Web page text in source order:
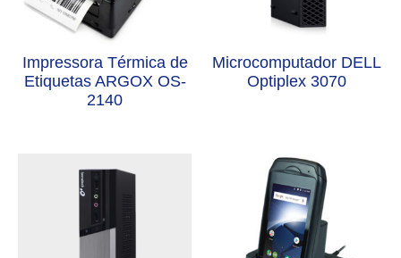
Impressora Térmica de
Etiquetas ARGOX OS-
2140
Microcomputador DELL
Optiplex 3070